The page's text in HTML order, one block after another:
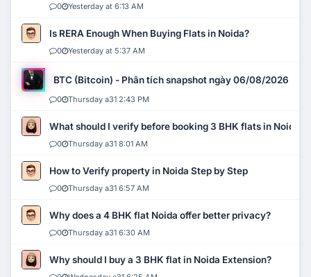
0 Yesterday at 6:13 AM
Is RERA Enough When Buying Flats in Noida?
0 Yesterday at 5:37 AM
BTC (Bitcoin) - Phân tích snapshot ngày 06/08/2026
0 Thursday a31 2:43 PM
What should I verify before booking 3 BHK flats in Noida?
0 Thursday a31 8:01 AM
How to Verify property in Noida Step by Step
0 Thursday a31 6:57 AM
Why does a 4 BHK flat Noida offer better privacy?
0 Thursday a31 6:30 AM
Why should I buy a 3 BHK flat in Noida Extension?